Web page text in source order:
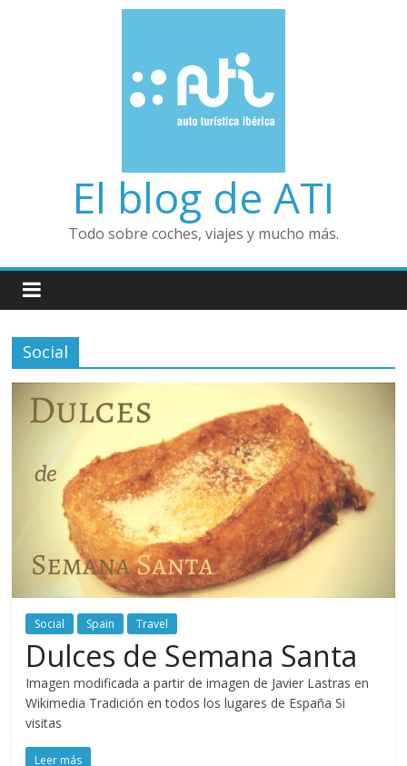
El blog de ATI
Todo sobre coches, viajes y mucho más.
Social
Social Spain Travel
Dulces de Semana Santa
Imagen modificada a partir de imagen de Javier Lastras en
Wikimedia Tradición en todos los lugares de España Si
visitas
Leer más